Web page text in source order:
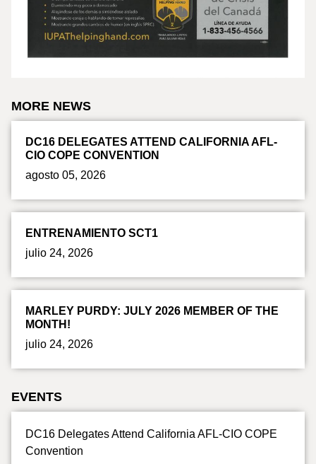
MORE NEWS
DC16 DELEGATES ATTEND CALIFORNIA AFL-
CIO COPE CONVENTION
agosto 05, 2026
ENTRENAMIENTO SCT1
julio 24, 2026
MARLEY PURDY: JULY 2026 MEMBER OF THE
MONTH!
julio 24, 2026
EVENTS
DC16 Delegates Attend California AFL-CIO COPE
Convention